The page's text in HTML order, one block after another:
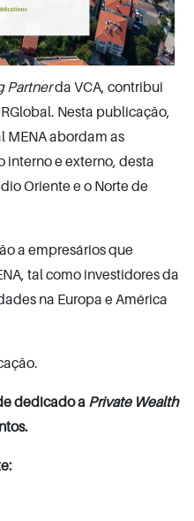
Partnerda VCA, contribui
Nesta publicação,
MENA abordam as
e externo, desta
Oriente e o Norte de
a empresários que
tal como investidores da
na Europa e América
dedicado a Private Wealth